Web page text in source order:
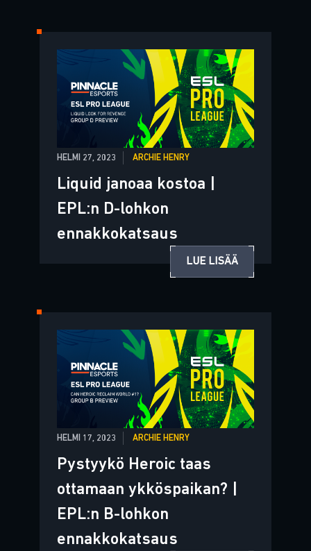
HELMI 27, 2023 ARCHIE HENRY
Liquid janoaa kostoa |
EPL:n D-lohkon
ennakkokatsaus
LUE LISÄÄ
HELMI 17, 2023 ARCHIE HENRY
Pystyykö Heroic taas
ottamaan ykköspaikan? |
EPL:n B-lohkon
ennakkokatsaus